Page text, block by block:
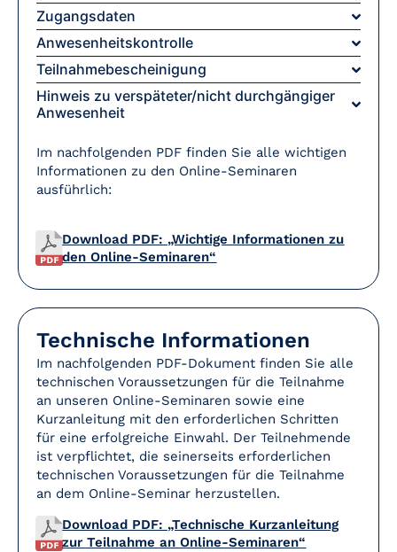
Zugangsdaten
Anwesenheitskontrolle
Teilnahmebescheinigung
Hinweis zu verspäteter/nicht durchgängiger
Anwesenheit
Im nachfolgenden PDF finden Sie alle wichtigen
Informationen zu den Online-Seminaren
ausführlich:
Download PDF: „Wichtige Informationen zu
den Online-Seminaren“
Technische Informationen
Im nachfolgenden PDF-Dokument finden Sie alle
technischen Voraussetzungen für die Teilnahme
an unseren Online-Seminaren sowie eine
Kurzanleitung mit den erforderlichen Schritten
für eine erfolgreiche Einwahl. Der Teilnehmende
ist verpflichtet, die seinerseits erforderlichen
technischen Voraussetzungen für die Teilnahme
an dem Online-Seminar herzustellen.
Download PDF: „Technische Kurzanleitung
zur Teilnahme an Online-Seminaren“